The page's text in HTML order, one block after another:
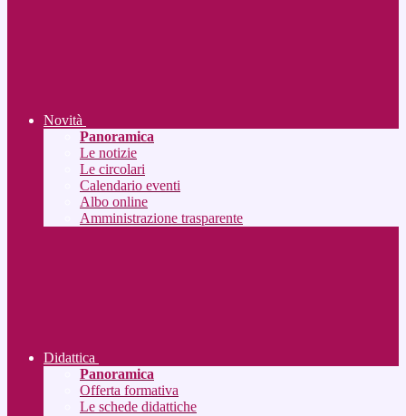
Novità
Panoramica
Le notizie
Le circolari
Calendario eventi
Albo online
Amministrazione trasparente
Didattica
Panoramica
Offerta formativa
Le schede didattiche